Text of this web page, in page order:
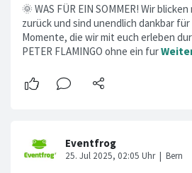
🌞 WAS FÜR EIN SOMMER! Wir
zurück und sind unendlich dankbar für
Momente, die wir mit euch erleben
PETER FLAMINGO ohne ein fur